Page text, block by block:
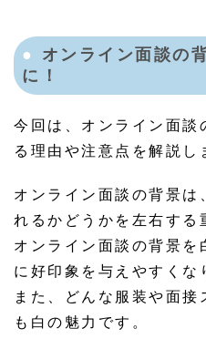
オンライン面談の
に！
今回は、オンライン面談
る理由や注意点を解説し
オンライン面談の背景は
れるかどうかを左右する
オンライン面談の背景を
に好印象を与えやすくな
また、どんな服装や面接
も白の魅力です。